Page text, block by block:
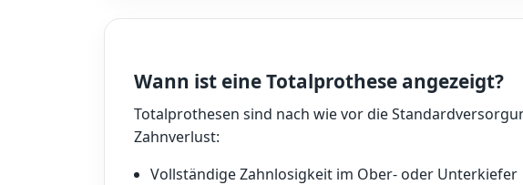
Wann ist eine Totalprothese angezeigt?
Totalprothesen sind nach wie vor die
Zahnverlust:
Vollständige Zahnlosigkeit im Ober- oder Unterkiefer